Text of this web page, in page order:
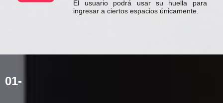
El usuario podrá usar su huella para
ingresar a ciertos espacios únicamente.
01-